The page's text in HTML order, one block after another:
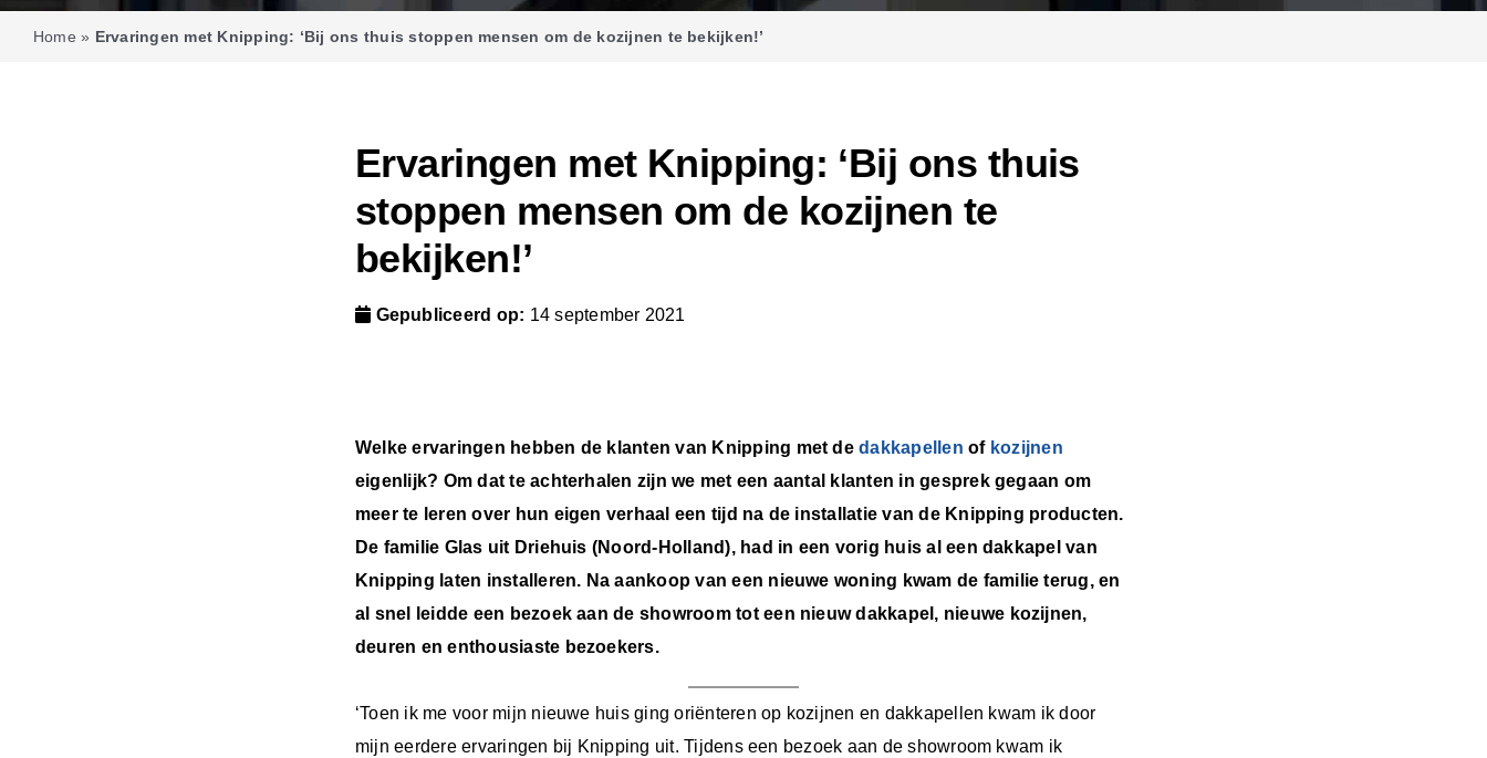
Home » Ervaringen met Knipping: ‘Bij ons thuis stoppen mensen om de kozijnen te bekijken!’
Ervaringen met Knipping: ‘Bij ons thuis
stoppen mensen om de kozijnen te
bekijken!’
Gepubliceerd op: 14 september 2021
Welke ervaringen hebben de klanten van Knipping met dedakkapellenof kozijnen
eigenlijk? Om dat te achterhalen zijn we met een aantal klanten in gesprek gegaan om
meer te leren over hun eigen verhaal een tijd na de installatie van de Knipping producten.
De familie Glas uit Driehuis (Noord-Holland), had in een vorig huis al een dakkapel van
Knipping laten installeren. Na aankoop van een nieuwe woning kwam de familie terug, en
al snel leidde een bezoek aan de showroom tot een nieuw dakkapel, nieuwe kozijnen,
deuren en enthousiaste bezoekers.
‘Toen ik me voor mijn nieuwe huis ging oriënteren op kozijnen en dakkapellen kwam ik door
mijn eerdere ervaringen bij Knipping uit. Tijdens een bezoek aan de showroom kwam ik